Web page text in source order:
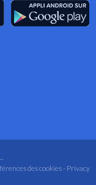
Privacy
des cookies -